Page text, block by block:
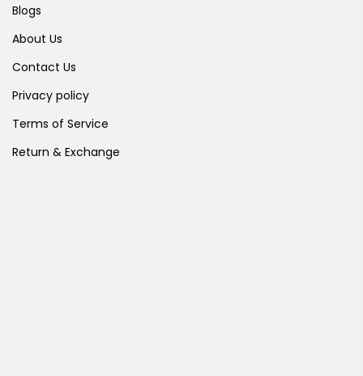
Blogs
About Us
Contact Us
Privacy policy
Terms of Service
Return & Exchange